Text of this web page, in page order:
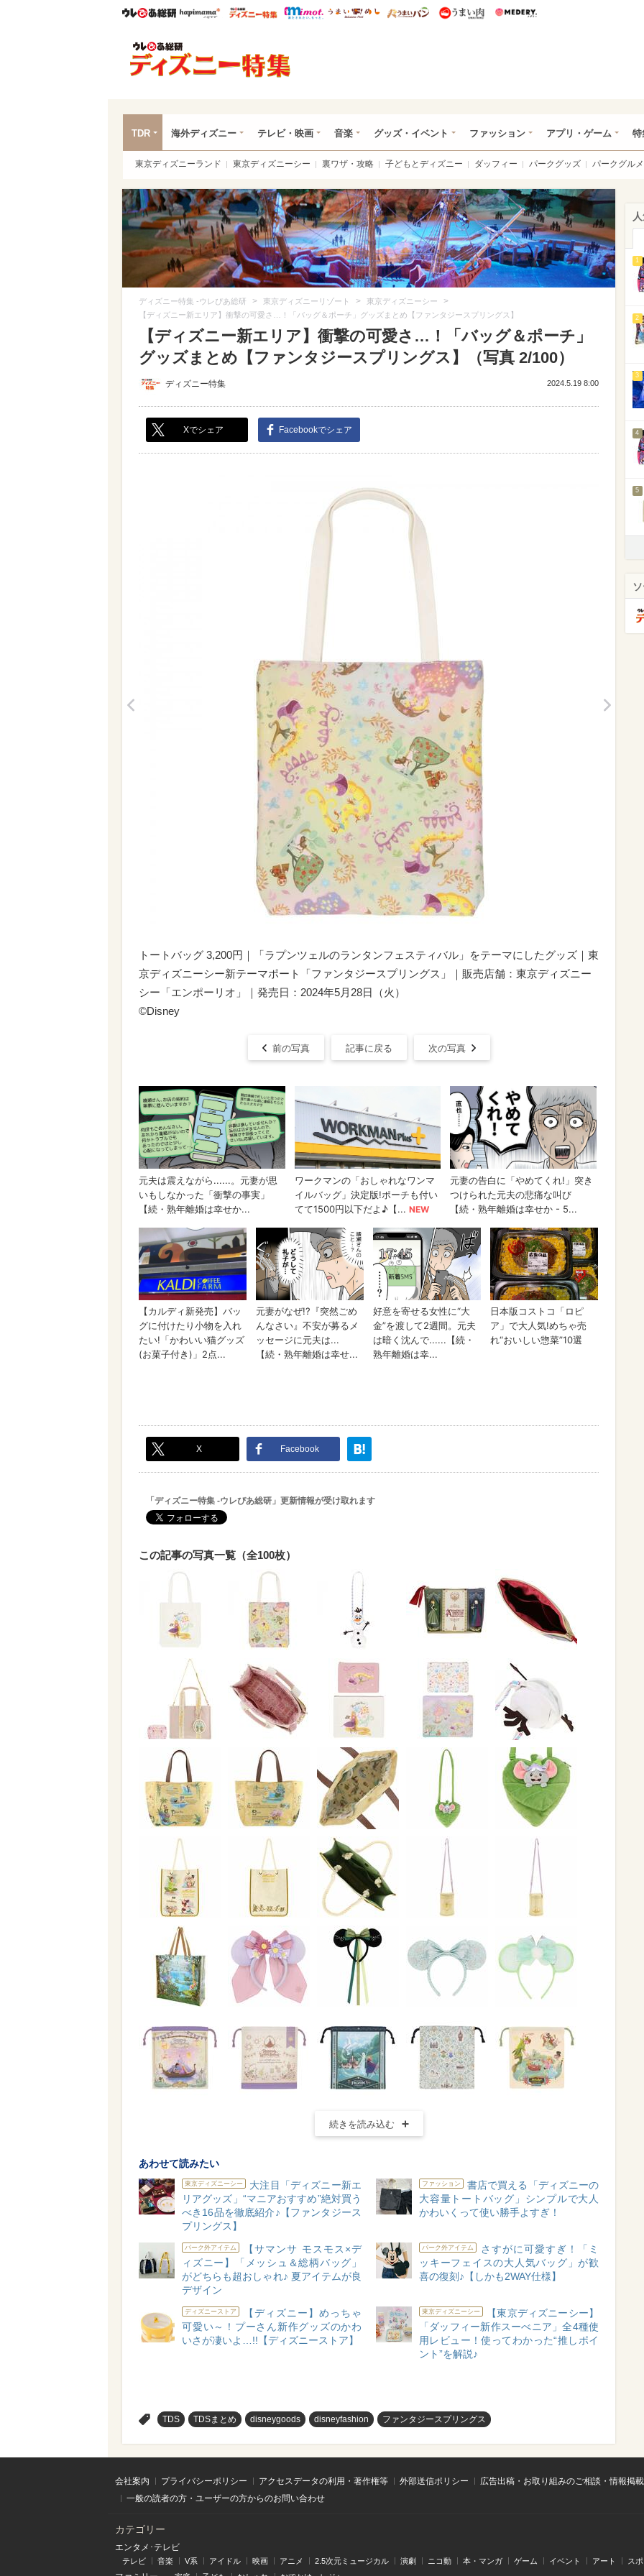
ウレぴあ総研ハピママ* ウレぴあ総研 ディズニー特集
mimot. うまいめし うまいパン うまい肉
TDR 海外ディズニー テレビ・映画 音楽 グッズ・イベント ファッション アプリ・ゲーム 特
東京ディズニーランド 東京ディズニーシー 裏ワザ・攻略 子どもとディズニー ダッフィー パークグッズ パークグルメ
ディズニー特集 -ウレぴあ総研 > 東京ディズニーリゾート > 東京ディズニーシー >
【ディズニー新エリア】衝撃の可愛さ…！「バッグ＆ポーチ」グッズまとめ【ファンタジースプリングス】
【ディズニー新エリア】衝撃の可愛さ…！「バッグ＆ポーチ」
グッズまとめ【ファンタジースプリングス】（写真 2/100）
ディズニー特集 2024.5.19 8:00
Xでシェア Facebookでシェア
トートバッグ 3,200円｜「ラプンツェルのランタンフェスティバル」をテーマにしたグッズ｜東
京ディズニーシー新テーマポート「ファンタジースプリングス」｜販売店舗：東京ディズニー
シー「エンポーリオ」｜発売日：2024年5月28日（火）
©Disney
前の写真 記事に戻る 次の写真
X Facebook
「ディズニー特集 -ウレぴあ総研」更新情報が受け取れます
この記事の写真一覧（全100枚）
続きを読み込む
あわせて読みたい
東京ディズニーシー
大注目「ディズニー新エ
リアグッズ」“マニアおすすめ”絶対買う
べき16品を徹底紹介♪【ファンタジース
プリングス】
ファッション
書店で買える「ディズニーの
大容量トートバッグ」シンプルで大人
かわいくって使い勝手よすぎ！
パーク外アイテム
【サマンサ モスモス×デ
ィズニー】「メッシュ＆総柄バッグ」
がどちらも超おしゃれ♪ 夏アイテムが良
デザイン
パーク外アイテム
さすがに可愛すぎ！「ミ
ッキーフェイスの大人気バッグ」が歓
喜の復刻♪【しかも2WAY仕様】
ディズニーストア
【ディズニー】めっちゃ
可愛い～！プーさん新作グッズのかわ
いさが凄いよ…!!【ディズニーストア】
東京ディズニーシー
【東京ディズニーシー】
「ダッフィー新作スーべニア」全4種使
用レビュー！使ってわかった“推しポイ
ント”を解説♪
TDS TDSまとめ disneygoods disneyfashion ファンタジースプリングス
1
2
3
4
5
会社案内 プライバシーポリシー アクセスデータの利用・著作権等 外部送信ポリシー
広告出稿・お取り組みのご相談・情報掲
一般の読者の方・ユーザーの方からのお問い合わせ
カテゴリー
エンタメ･テレビ
テレビ 音楽 V系 アイドル 映画 アニメ 2.5次元ミュージカル 演劇 ニコ動 本・マンガ ゲーム イベント アート ス